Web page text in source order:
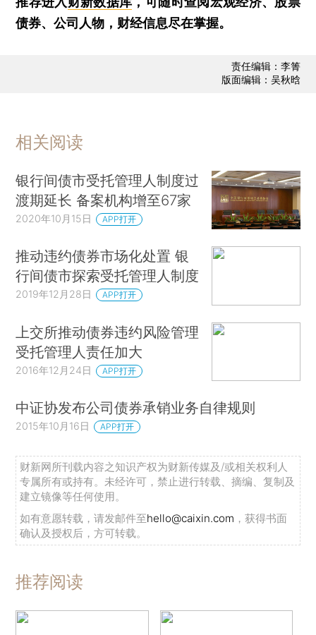
债券、公司人物，财经信息尽在掌握。
责任编辑：李箐
版面编辑：吴秋晗
相关阅读
银行间债市受托管理人制度过
渡期延长 备案机构增至67家
2020年10月15日 APP打开
推动违约债券市场化处置 银
行间债市探索受托管理人制度
2019年12月28日 APP打开
上交所推动债券违约风险管理
受托管理人责任加大
2016年12月24日 APP打开
中证协发布公司债券承销业务自律规则
2015年10月16日 APP打开
财新网所刊载内容之知识产权为财新传媒及/或相关权利人
专属所有或持有。未经许可，禁止进行转载、摘编、复制及
建立镜像等任何使用。
如有意愿转载，请发邮件至hello@caixin.com ，获得书面
确认及授权后，方可转载。
推荐阅读